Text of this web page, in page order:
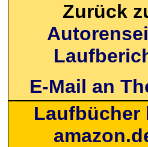
Zurück
E-Mail an
Laufbücher